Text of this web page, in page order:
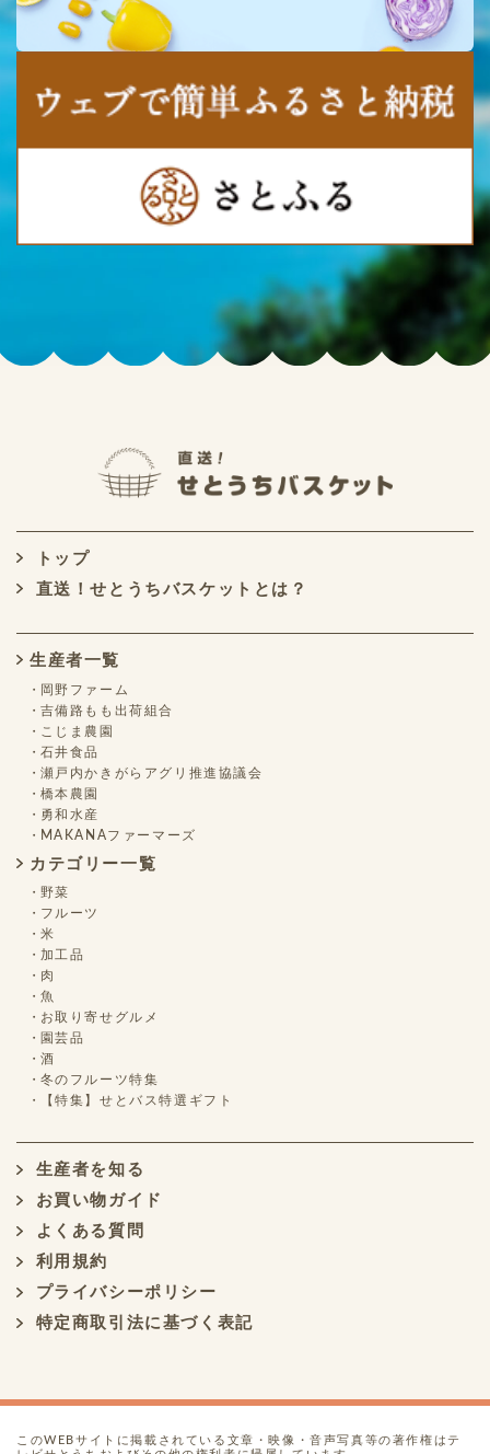
トップ
直送！せとうちバスケットとは？
生産者一覧
岡野ファーム
吉備路もも出荷組合
こじま農園
石井食品
瀬戸内かきがらアグリ推進協議会
橋本農園
勇和水産
MAKANAファーマーズ
カテゴリー一覧
野菜
フルーツ
米
加工品
肉
魚
お取り寄せグルメ
園芸品
酒
冬のフルーツ特集
【特集】せとバス特選ギフト
生産者を知る
お買い物ガイド
よくある質問
利用規約
プライバシーポリシー
特定商取引法に基づく表記
このWEBサイトに掲載されている文章・映像・音声写真等の著作権はテ